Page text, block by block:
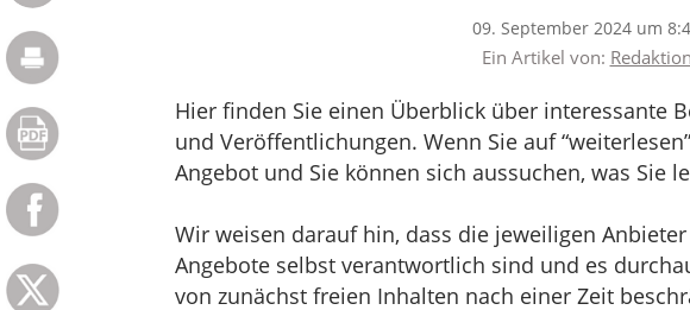
09. September 2024 um
Ein Artikel von: Redaktion
Hier finden Sie einen Überblick über interessante
und Veröffentlichungen. Wenn Sie auf
Angebot und Sie können sich aussuchen, was Sie
Wir weisen darauf hin, dass die jeweiligen
Angebote selbst verantwortlich sind und es
von zunächst freien Inhalten nach einer Zeit